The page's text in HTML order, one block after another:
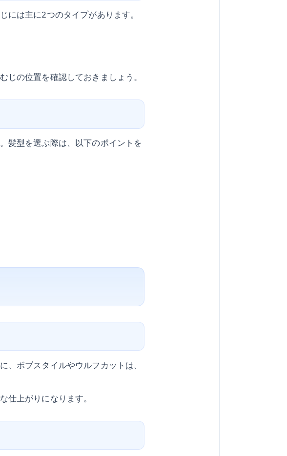
は主に2つのタイプがあります。
の位置を確認しておきましょう。
髪型を選ぶ際は、以下のポイントを
ボブスタイルやウルフカットは、
仕上がりになります。